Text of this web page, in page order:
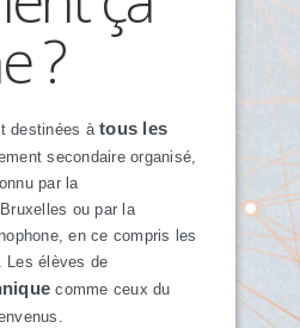
?
destinées à tous les
secondaire organisé,
par la
ou par la
en ce compris les
Les élèves de
comme ceux du